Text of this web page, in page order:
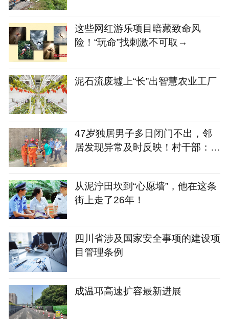
这些网红游乐项目暗藏致命风
险！“玩命”找刺激不可取→
泥石流废墟上“长”出智慧农业工厂
47岁独居男子多日闭门不出，邻
居发现异常及时反映！村干部：破
从泥泞田坎到“心愿墙”，他在这条
街上走了26年！
四川省涉及国家安全事项的建设项
目管理条例
成温邛高速扩容最新进展